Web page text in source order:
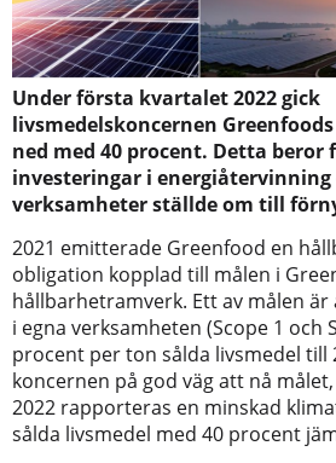
Under första kvartalet 2022 gick
livsmedelskoncernen
ned med 40 procent. Detta
investeringar i
verksamheter ställde om till
2021 emitterade Greenfood en
obligation kopplad till målen i
hållbarhetramverk. Ett av målen
i egna verksamheten (Scope 1 och
procent per ton sålda livsmedel till
koncernen på god väg att nå
2022 rapporteras en minskad
sålda livsmedel med 40 procent